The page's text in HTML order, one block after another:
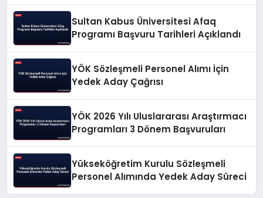
Sultan Kabus Üniversitesi Afaq
Programı Başvuru Tarihleri Açıklandı
YÖK Sözleşmeli Personel Alımı İçin
Yedek Aday Çağrısı
YÖK 2026 Yılı Uluslararası Araştırmacı
Programları 3 Dönem Başvuruları
Yükseköğretim Kurulu Sözleşmeli
Personel Alımında Yedek Aday Süreci